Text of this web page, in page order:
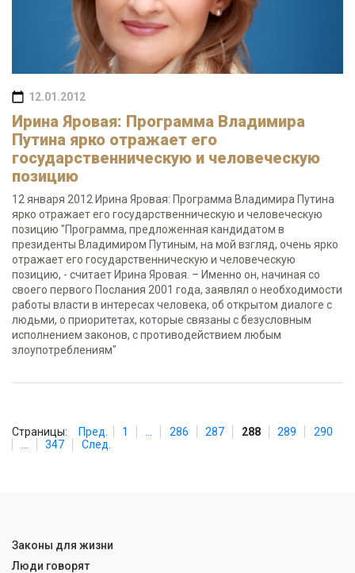
12.01.2012
Ирина Яровая: Программа Владимира
Путина ярко отражает его
государственническую и человеческую
позицию
12 января 2012 Ирина Яровая: Программа Владимира Путина
ярко отражает его государственническую и человеческую
позицию "Программа, предложенная кандидатом в
президенты Владимиром Путиным, на мой взгляд, очень ярко
отражает его государственническую и человеческую
позицию, - считает Ирина Яровая. – Именно он, начиная со
своего первого Послания 2001 года, заявлял о необходимости
работы власти в интересах человека, об открытом диалоге с
людьми, о приоритетах, которые связаны с безусловным
исполнением законов, с противодействием любым
злоупотреблениям"
Страницы: Пред. 1 286 287 288 289
290
347 След.
Законы для жизни
Люди говорят